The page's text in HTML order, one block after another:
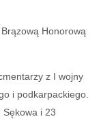
Honorową
z I wojny
i podkarpackiego.
Sękowa i 23